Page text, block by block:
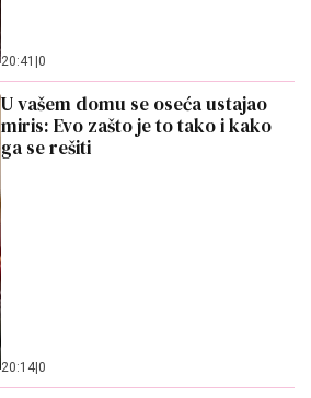
20:41 0
U vašem domu se oseća ustajao
miris: Evo zašto je to tako i kako
ga se rešiti
20:14 0